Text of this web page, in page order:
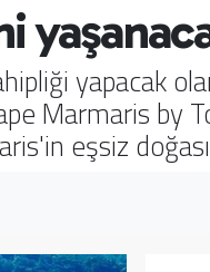
yapacak
Marmaris by
eşsiz